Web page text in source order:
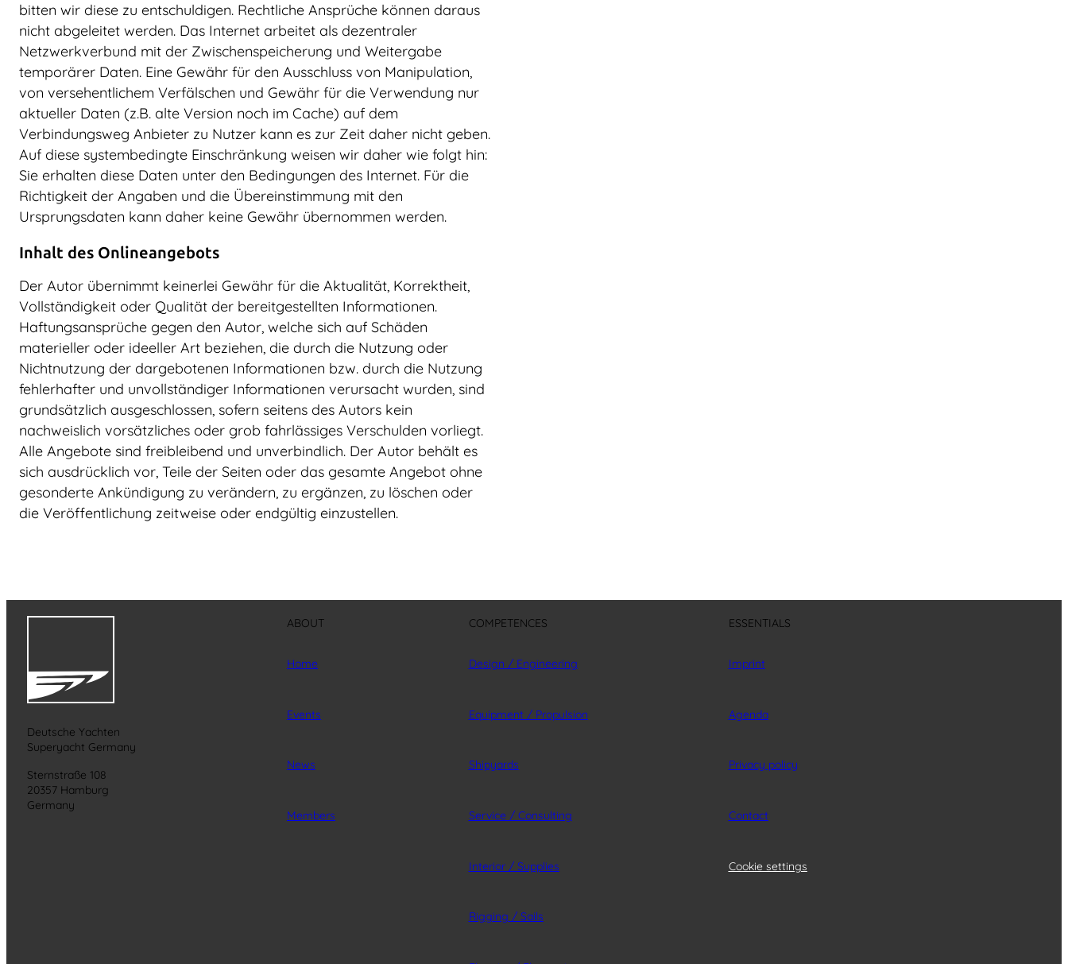
bitten wir diese zu entschuldigen. Rechtliche Ansprüche können daraus
nicht abgeleitet werden. Das Internet arbeitet als dezentraler
Netzwerkverbund mit der Zwischenspeicherung und Weitergabe
temporärer Daten. Eine Gewähr für den Ausschluss von Manipulation,
von versehentlichem Verfälschen und Gewähr für die Verwendung nur
aktueller Daten (z.B. alte Version noch im Cache) auf dem
Verbindungsweg Anbieter zu Nutzer kann es zur Zeit daher nicht geben.
Auf diese systembedingte Einschränkung weisen wir daher wie folgt hin:
Sie erhalten diese Daten unter den Bedingungen des Internet. Für die
Richtigkeit der Angaben und die Übereinstimmung mit den
Ursprungsdaten kann daher keine Gewähr übernommen werden.
Inhalt des Onlineangebots
Der Autor übernimmt keinerlei Gewähr für die Aktualität, Korrektheit,
Vollständigkeit oder Qualität der bereitgestellten Informationen.
Haftungsansprüche gegen den Autor, welche sich auf Schäden
materieller oder ideeller Art beziehen, die durch die Nutzung oder
Nichtnutzung der dargebotenen Informationen bzw. durch die Nutzung
fehlerhafter und unvollständiger Informationen verursacht wurden, sind
grundsätzlich ausgeschlossen, sofern seitens des Autors kein
nachweislich vorsätzliches oder grob fahrlässiges Verschulden vorliegt.
Alle Angebote sind freibleibend und unverbindlich. Der Autor behält es
sich ausdrücklich vor, Teile der Seiten oder das gesamte Angebot ohne
gesonderte Ankündigung zu verändern, zu ergänzen, zu löschen oder
die Veröffentlichung zeitweise oder endgültig einzustellen.
Deutsche Yachten
Superyacht Germany
Sternstraße 108
20357 Hamburg
Germany
ABOUT
Home
Events
News
Members
COMPETENCES
Design / Engineering
Equipment / Propulsion
Shipyards
Service / Consulting
Interior / Supplies
Rigging / Sails
ESSENTIALS
Imprint
Agenda
Privacy policy
Contact
Cookie settings